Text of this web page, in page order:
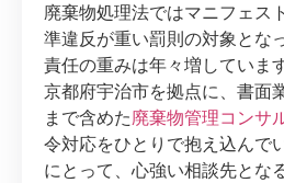
廃棄物処理法ではマニフェス
準違反が重い罰則の対象とな
責任の重みは年々増していま
京都府宇治市を拠点に、書面
まで含めた廃棄物管理コンサ
令対応をひとりで抱え込んで
にとって、心強い相談先とな